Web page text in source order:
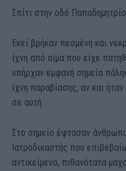
Σπίτι στην οδό
Εκεί βρήκαν πεσμένη και
ίχνη από αίμα που είχε
υπήρχαν εμφανή σημεία
ίχνη παραβίασης, αν και
σε αυτή.
Στο σημείο έφτασαν
Ιατροδικαστής που
αντικείμενο, πιθανότατα